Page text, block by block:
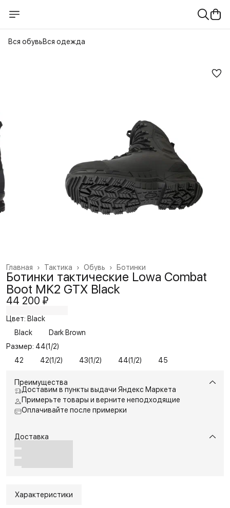
Вся обувьВся одежда
Ботинки
Обувь ›
Тактика ›
Главная ›
Ботинки тактические Lowa Combat
Boot MK2 GTX Black
44 200 ₽
Цвет: Black
Black
Dark Brown
Размер: 44(1/2)
42
42(1/2) 43(1/2) 44(1/2) 45
Преимущества
Доставим в пункты выдачи Яндекс Маркета
Примерьте товары и верните неподходящие
Оплачивайте после примерки
Доставка
Характеристики